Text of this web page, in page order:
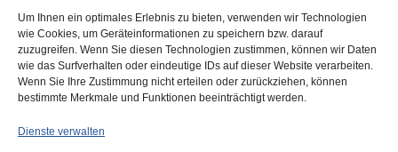
Um Ihnen ein optimales Erlebnis zu bieten, verwenden wir Technologien
wie Cookies, um Geräteinformationen zu speichern bzw. darauf
zuzugreifen. Wenn Sie diesen Technologien zustimmen, können wir Daten
wie das Surfverhalten oder eindeutige IDs auf dieser Website verarbeiten.
Wenn Sie Ihre Zustimmung nicht erteilen oder zurückziehen, können
bestimmte Merkmale und Funktionen beeinträchtigt werden.
Dienste verwalten
IMPRESSUM DATENSCHUTZ COOKIE-RICHTLINIE (EU)